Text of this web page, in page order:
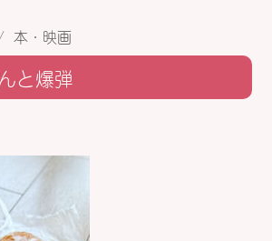
本・映画
と爆弾